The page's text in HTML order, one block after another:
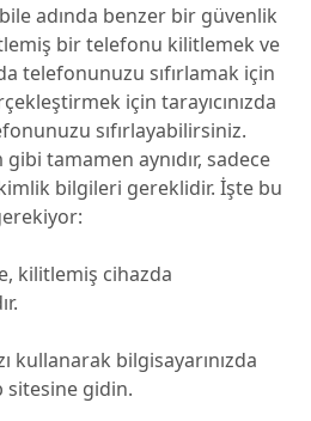
adında benzer bir güvenlik
bir telefonu kilitlemek ve
telefonunuzu sıfırlamak için
için tarayıcınızda
sıfırlayabilirsiniz.
tamamen aynıdır, sadece
kimlik bilgileri gereklidir. İşte bu
kilitlemiş cihazda
kullanarak bilgisayarınızda
sitesine gidin.